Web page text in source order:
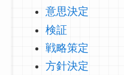
意思決定
検証
戦略策定
方針決定